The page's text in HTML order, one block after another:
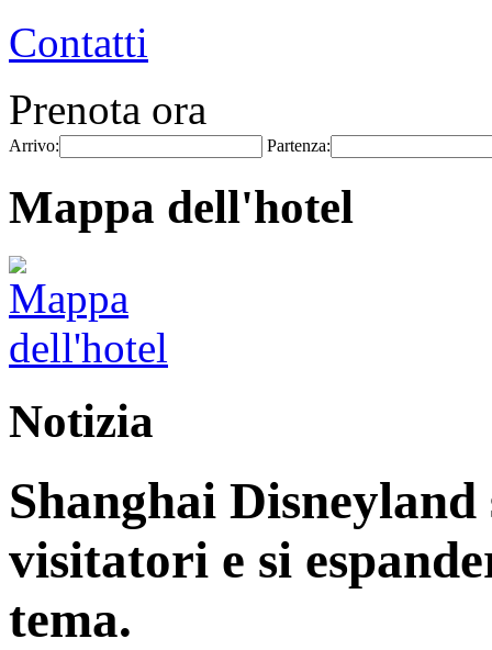
Contatti
Prenota ora
Arrivo: Partenza:
Mappa dell'hotel
Notizia
Shanghai
visitatori e si
tema.